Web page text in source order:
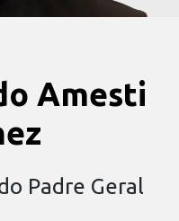
Amesti
Padre Geral